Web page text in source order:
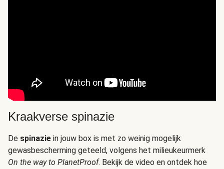
Kraakverse spinazie
De spinazie in jouw box is met zo weinig mogelijk
gewasbescherming geteeld, volgens het milieukeurmerk
On the way to PlanetProof. Bekijk de video en ontdek hoe